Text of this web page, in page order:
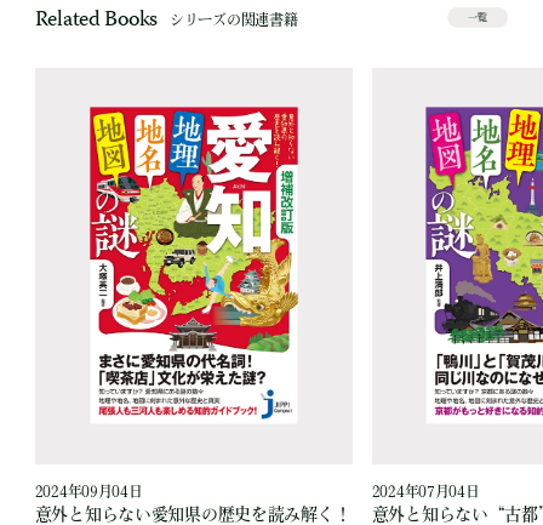
Related Books シリーズの関連書籍 一覧
2024年09月04日
意外と知らない愛知県の歴史を読み解く！
2024年07月04日
意外と知らない“古